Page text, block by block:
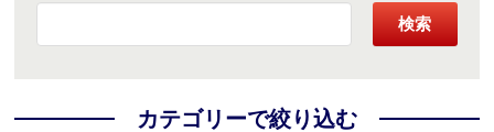
検索
カテゴリーで絞り込む